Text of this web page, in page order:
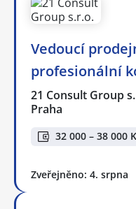
Vedoucí
profesionální
21 Consult Group
Praha
32 000 – 38 000
Zveřejněno: 4. srpna